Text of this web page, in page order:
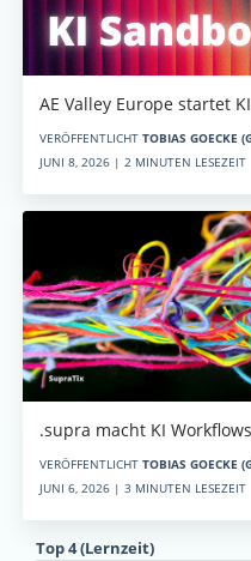
AE Valley Europe startet
VERÖFFENTLICHT TOBIAS GOECKE
JUNI 8, 2026 | 2 MINUTEN LESEZEIT
.supra macht KI
VERÖFFENTLICHT TOBIAS GOECKE
JUNI 6, 2026 | 3 MINUTEN LESEZEIT
Top 4 (Lernzeit)